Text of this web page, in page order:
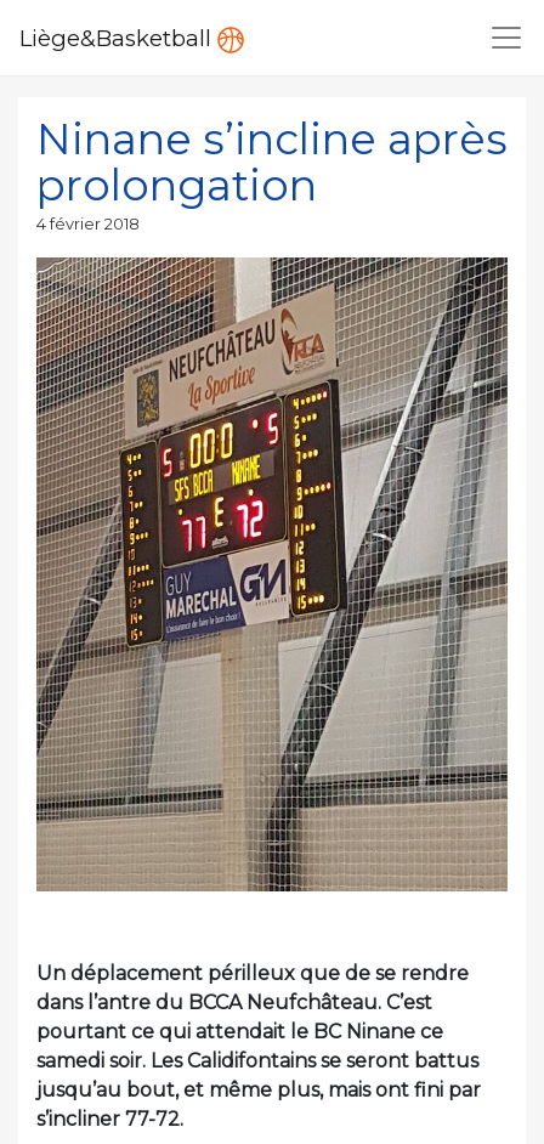
Liège&Basketball
Ninane s’incline après
prolongation
Publié
4 février 2018
Un déplacement périlleux que de se rendre
dans l’antre du BCCA Neufchâteau. C’est
pourtant ce qui attendait le BC Ninane ce
samedi soir. Les Calidifontains se seront battus
jusqu’au bout, et même plus, mais ont fini par
s’incliner 77-72.